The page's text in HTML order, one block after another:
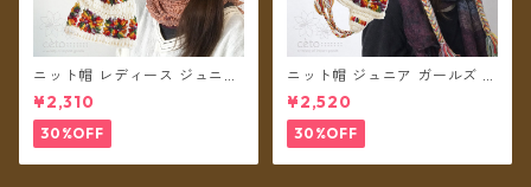
ニット帽 レディース ジュニア
ガールズ クロシェットレイン
ボー ボンボン ネパール ウール
100% フリース裏地付き 帽子
【メール便送料無料】
¥2,310
30%OFF
ニット帽 ジュニア ガールズ キ
ッズ レディースS クロシェッ
トレインボー ボンボン ネパー
ル ウール100% 耳あて 耳つき
フリース裏地付き 帽子 【メー
ル便送料無料】
¥2,520
30%OFF